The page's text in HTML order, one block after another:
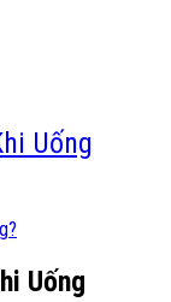
Uống
Uống